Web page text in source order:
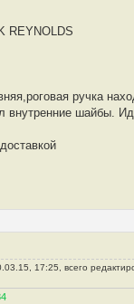
REYNOLDS
ручка
внутренние шайбы.
17:25, всего